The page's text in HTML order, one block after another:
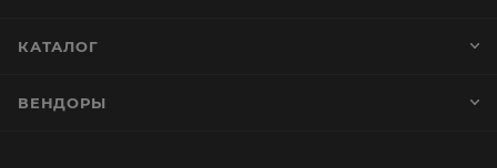
КАТАЛОГ
ВЕНДОРЫ